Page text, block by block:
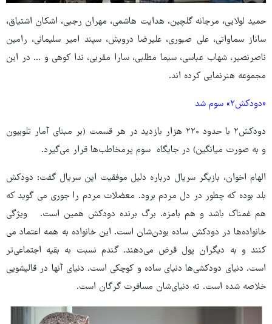
حمید لولایی، مرجانه گلچین، هدایت هاشمی، مهران رجبی، اشکان اشتیاق،
ساناز سماواتی، علی صبوری، علیرضا درویش، سپند امیر سلیمانی، رامین
ناصرنصیر، شهاب عباسی، سیما مطلبی، سارا مقربی، ندا کوهی و ... در این
مجموعه هنرنمایی کرده اند.
«دودکش۲» سوم شد
دودکش۲ با حدود ۲۲۰ هزار بازدید در هر قسمت (بر مبنای آمار تلوبیون
و به صورت میانگین) در جایگاه سوم پرمخاطب‌ها قرار می‌گیرد.
الهام اخوان، بازیگر سریال درباره دلیل موفقیت این سریال گفت: دودکش
بلد بوده که چطور در دل مردم برود. معضلات مردم را جوری می گوید که
هم غمناک باشد و هم بامزه. برگ برنده دودکش همین است. ویژگی
خانواده‌ها در دودکش ساده بودن‌شان است. این خانواده به همه اعتماد می
کنند و به دیگران پول قرض می‌دهند. گندم نسبت به بقیه اجتماعی‌تر
است. دنیای دودکشی‌ها دنیای ساده و کوچکی است. دنیای آنها در قالیشویی
خلاصه شده است. ته دنیای‌شان مسافرت گرگان است.